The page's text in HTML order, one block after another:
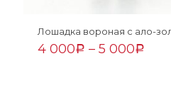
Лошадка вороная с ало-
4 000Р – 5 000Р